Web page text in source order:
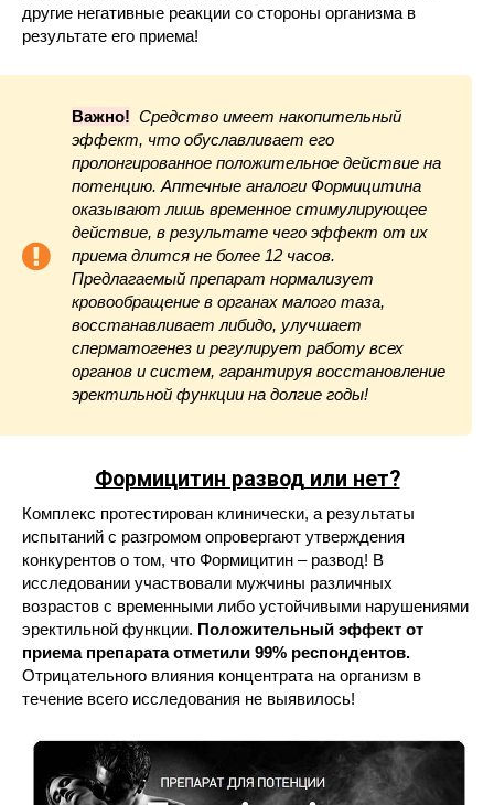
другие негативные реакции со стороны организма в
результате его приема!
Важно! Средство имеет накопительный
эффект, что обуславливает его
пролонгированное положительное действие на
потенцию. Аптечные аналоги Формицитина
оказывают лишь временное стимулирующее
действие, в результате чего эффект от их
приема длится не более 12 часов.
Предлагаемый препарат нормализует
кровообращение в органах малого таза,
восстанавливает либидо, улучшает
сперматогенез и регулирует работу всех
органов и систем, гарантируя восстановление
эректильной функции на долгие годы!
Формицитин развод или нет?
Комплекс протестирован клинически, а результаты
испытаний с разгромом опровергают утверждения
конкурентов о том, что Формицитин – развод! В
исследовании участвовали мужчины различных
возрастов с временными либо устойчивыми нарушениями
эректильной функции. Положительный эффект от
приема препарата отметили 99% респондентов.
Отрицательного влияния концентрата на организм в
течение всего исследования не выявилось!